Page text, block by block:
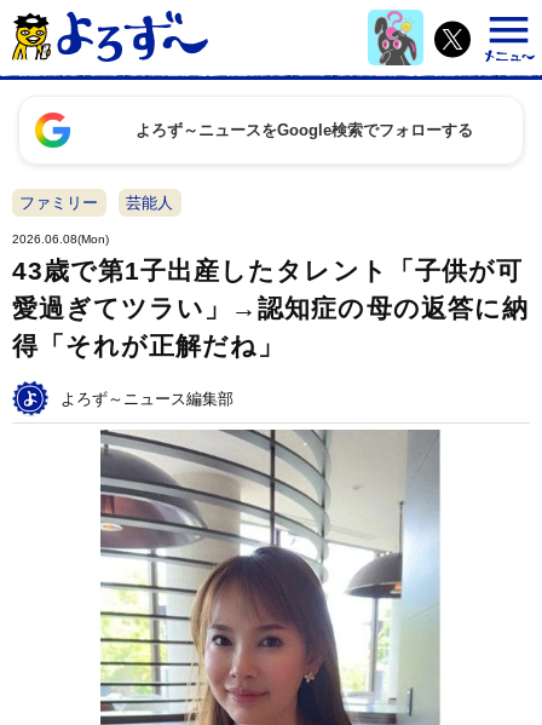
よろず～ニュースをGoogle検索でフォローする
ファミリー 芸能人
2026.06.08(Mon)
43歳で第1子出産したタレント「子供が可
愛過ぎてツラい」→認知症の母の返答に納
得「それが正解だね」
よろず～ニュース編集部